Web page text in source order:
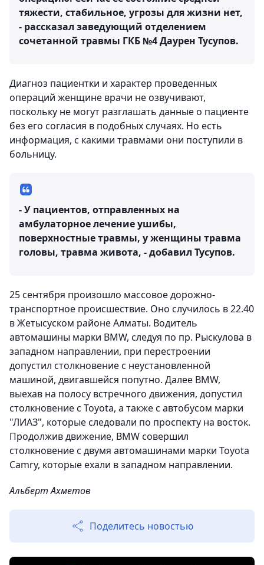
тяжести, стабильное, угрозы для жизни нет,
- рассказал заведующий отделением
сочетанной травмы ГКБ №4 Даурен Тусупов.
Диагноз пациентки и характер проведенных
операций женщине врачи не озвучивают,
поскольку не могут разглашать данные о пациенте
без его согласия в подобных случаях. Но есть
информация, с какими травмами они поступили в
больницу.
- У пациентов, отправленных на
амбулаторное лечение ушибы,
поверхностные травмы, у женщины травма
головы, травма живота, - добавил Тусупов.
25 сентября произошло массовое дорожно-
транспортное происшествие. Оно случилось в 22.40
в Жетысуском районе Алматы. Водитель
автомашины марки BMW, следуя по пр. Рыскулова в
западном направлении, при перестроении
допустил столкновение с неустановленной
машиной, двигавшейся попутно. Далее BMW,
выехав на полосу встречного движения, допустил
столкновение с Toyota, а также с автобусом марки
"ЛИАЗ", которые следовали по проспекту на восток.
Продолжив движение, BMW совершил
столкновение с двумя автомашинами марки Toyota
Camry, которые ехали в западном направлении.
Альберт Ахметов
Поделитесь новостью